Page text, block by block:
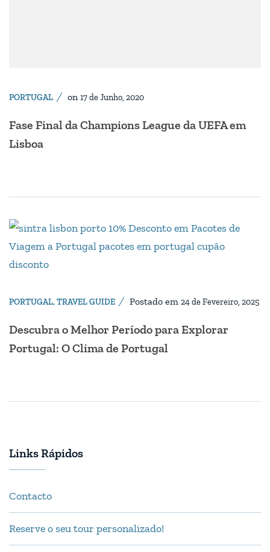
PORTUGAL on 17 de Junho, 2020
Fase Final da Champions League da UEFA em
Lisboa
PORTUGAL,TRAVEL GUIDE Postado em 24 de Fevereiro, 2025
Descubra o Melhor Período para Explorar
Portugal: O Clima de Portugal
Links Rápidos
Contacto
Reserve o seu tour personalizado!